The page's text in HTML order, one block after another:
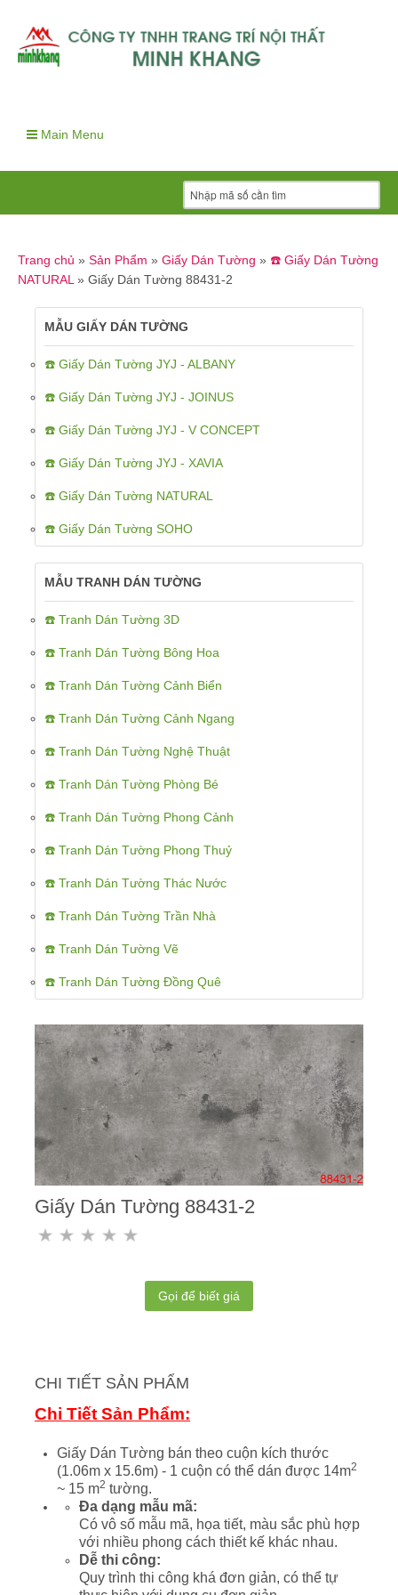
Main Menu
Trang chủ » Sản Phẩm » Giấy Dán Tường » ☎️ Giấy Dán Tường
NATURAL » Giấy Dán Tường 88431-2
MẪU GIẤY DÁN TƯỜNG
☎️ Giấy Dán Tường JYJ - ALBANY
☎️ Giấy Dán Tường JYJ - JOINUS
☎️ Giấy Dán Tường JYJ - V CONCEPT
☎️ Giấy Dán Tường JYJ - XAVIA
☎️ Giấy Dán Tường NATURAL
☎️ Giấy Dán Tường SOHO
MẪU TRANH DÁN TƯỜNG
☎️ Tranh Dán Tường 3D
☎️ Tranh Dán Tường Bông Hoa
☎️ Tranh Dán Tường Cảnh Biển
☎️ Tranh Dán Tường Cảnh Ngang
☎️ Tranh Dán Tường Nghệ Thuật
☎️ Tranh Dán Tường Phòng Bé
☎️ Tranh Dán Tường Phong Cảnh
☎️ Tranh Dán Tường Phong Thuỷ
☎️ Tranh Dán Tường Thác Nước
☎️ Tranh Dán Tường Trần Nhà
☎️ Tranh Dán Tường Vẽ
☎️ Tranh Dán Tường Đồng Quê
Giấy Dán Tường 88431-2
Gọi để biết giá
CHI TIẾT SẢN PHẨM
Chi Tiết Sản Phẩm:
Giấy Dán Tường bán theo cuộn kích thước
(1.06m x 15.6m) - 1 cuộn có thể dán được 14m2
~ 15 m2 tường.
Đa dạng mẫu mã:
Có vô số mẫu mã, họa tiết, màu sắc phù hợp
với nhiều phong cách thiết kế khác nhau.
Dễ thi công:
Quy trình thi công khá đơn giản, có thể tự